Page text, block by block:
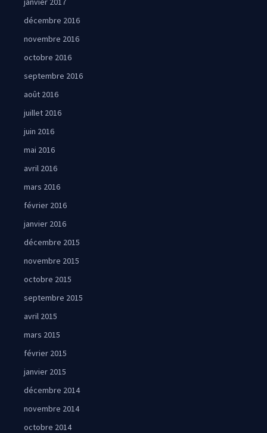
décembre 2016
novembre 2016
octobre 2016
septembre 2016
août 2016
juillet 2016
juin 2016
mai 2016
avril 2016
mars 2016
février 2016
janvier 2016
décembre 2015
novembre 2015
octobre 2015
septembre 2015
avril 2015
mars 2015
février 2015
janvier 2015
décembre 2014
novembre 2014
octobre 2014